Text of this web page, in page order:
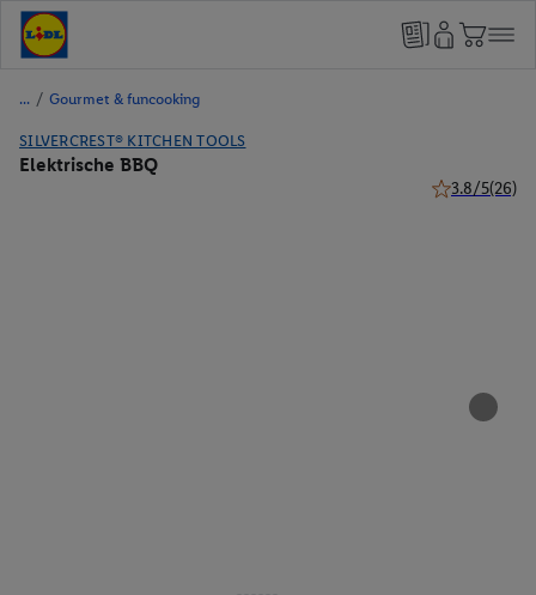
/ Gourmet & funcooking
SILVERCREST® KITCHEN TOOLS
Elektrische BBQ
3.8/5(26)